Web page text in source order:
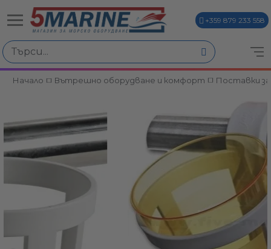
+359 879 233 558
Начало Вътрешно оборудване и комфорт Поставки